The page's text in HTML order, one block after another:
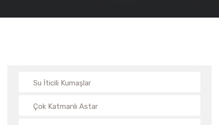
Su İticili Kumaşlar
Çok Katmanlı Astar